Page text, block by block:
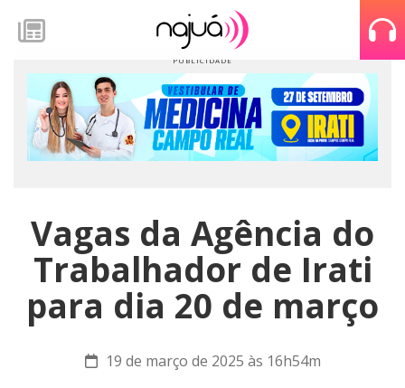
Vagas da Agência do
Trabalhador de Irati
para dia 20 de março
19 de março de 2025 às 16h54m